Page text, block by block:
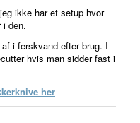
ikke har et setup hvor
i den.
i ferskvand efter brug. I
hvis man sidder fast i
her